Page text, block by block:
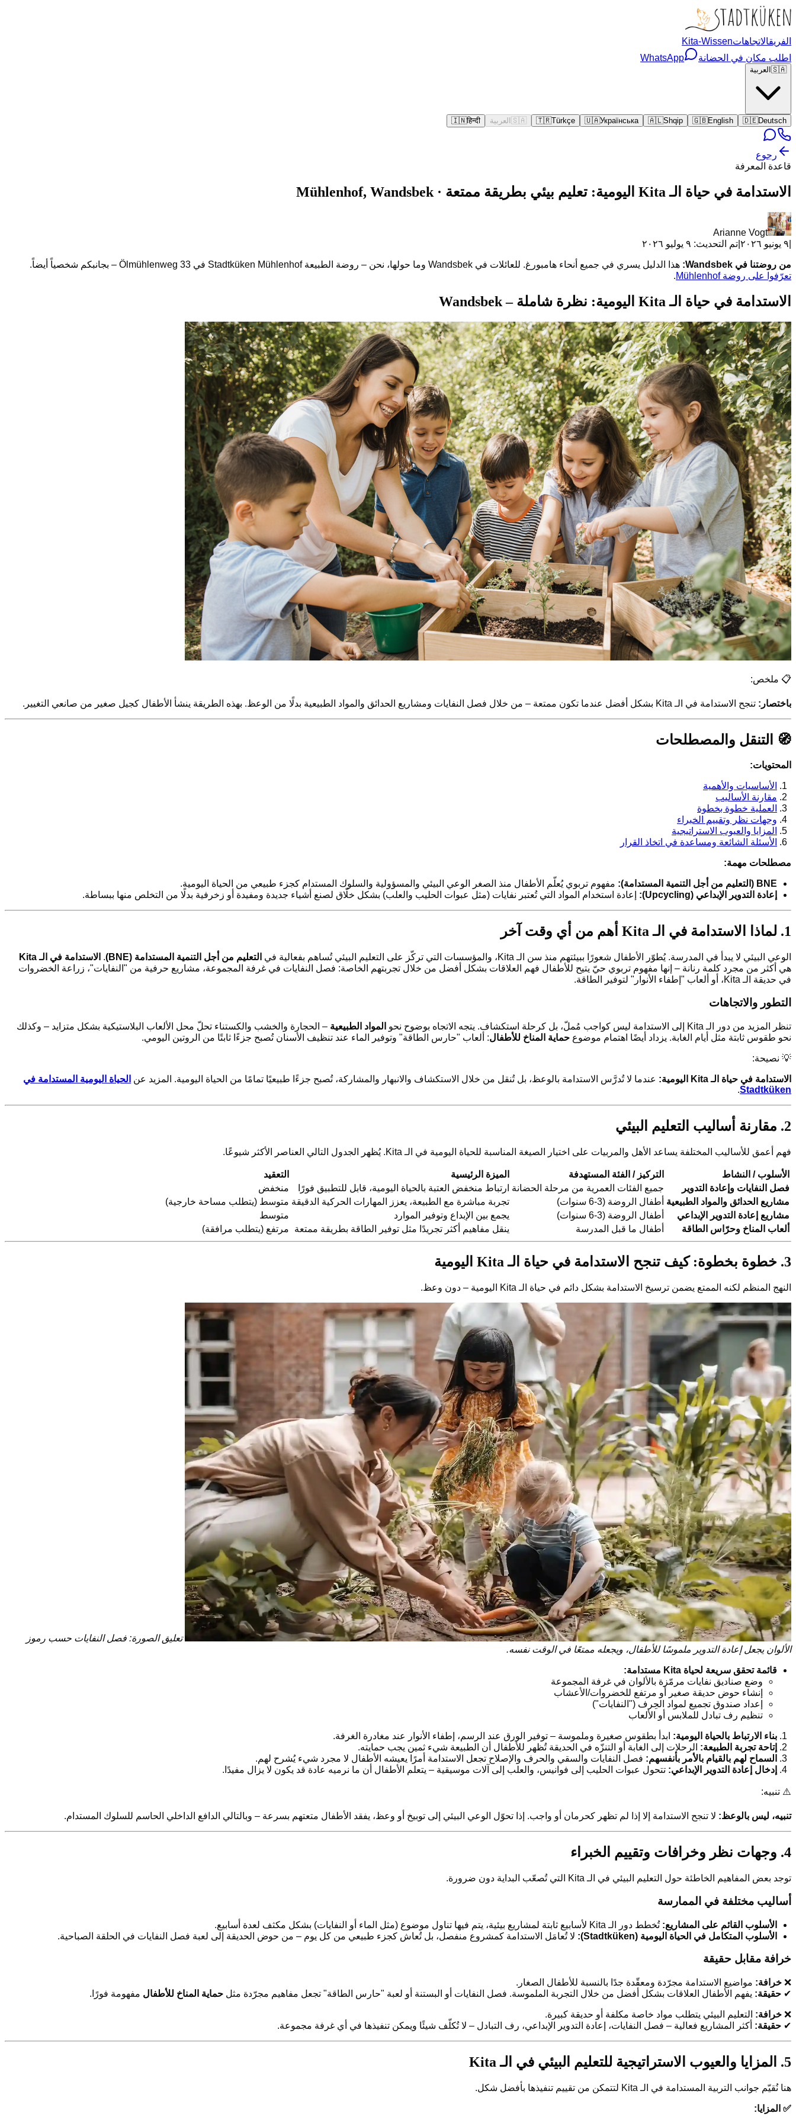
الفريقالاتجاهاتKita-Wissen
اطلب مكان في الحضانة
WhatsApp
🇸🇦 العربية
🇩🇪Deutsch
🇬🇧English
🇦🇱Shqip
🇺🇦Українська
🇹🇷Türkçe
🇸🇦 العربية 🇮🇳हिन्दी
رجوع
قاعدة المعرفة
الاستدامة في حياة الـ Kita اليومية: تعليم بيئي بطريقة ممتعة · Mühlenhof, Wandsbek
Arianne Vogt
٩ يونيو ٢٠٢٦ تم التحديث: ٩ يوليو ٢٠٢٦
من روضتنا في Wandsbek:
هذا الدليل يسري في جميع أنحاء هامبورغ. للعائلات في Wandsbek وما حولها، نحن – روضة الطبيعة Stadtküken Mühlenhof في Ölmühlenweg 33 – بجانبكم شخصياً أيضاً.
تعرّفوا على روضة Mühlenhof
.
الاستدامة في حياة الـ Kita اليومية: نظرة شاملة – Wandsbek
📋 ملخص:
باختصار: تنجح الاستدامة في الـ Kita بشكل أفضل عندما تكون ممتعة – من خلال فصل النفايات ومشاريع الحدائق والمواد الطبيعية بدلًا من الوعظ. بهذه الطريقة ينشأ الأطفال كجيل صغير من صانعي التغيير.
🧭 التنقل والمصطلحات
المحتويات:
الأساسيات والأهمية
مقارنة الأساليب
العملية خطوة بخطوة
وجهات نظر وتقييم الخبراء
المزايا والعيوب الاستراتيجية
الأسئلة الشائعة ومساعدة في اتخاذ القرار
مصطلحات مهمة:
BNE (التعليم من أجل التنمية المستدامة):
مفهوم تربوي يُعلّم الأطفال منذ الصغر الوعي البيئي والمسؤولية والسلوك المستدام كجزء طبيعي من الحياة اليومية.
إعادة التدوير الإبداعي (Upcycling):
إعادة استخدام المواد التي تُعتبر نفايات (مثل عبوات الحليب والعلب) بشكل خلّاق لصنع أشياء جديدة ومفيدة أو زخرفية بدلًا من التخلص منها ببساطة.
1. لماذا الاستدامة في الـ Kita أهم من أي وقت آخر
الوعي البيئي لا يبدأ في المدرسة. يُطوّر الأطفال شعورًا ببيئتهم منذ سن الـ Kita، والمؤسسات التي تركّز على التعليم البيئي تُساهم بفعالية في التعليم من أجل التنمية المستدامة (BNE) . الاستدامة في الـ Kita
هي أكثر من مجرد كلمة رنانة – إنها مفهوم تربوي حيّ يتيح للأطفال فهم العلاقات بشكل أفضل من خلال تجربتهم الخاصة: فصل النفايات في غرفة المجموعة، مشاريع حرفية من "النفايات"، زراعة الخضروات
في حديقة الـ Kita، أو ألعاب "إطفاء الأنوار" لتوفير الطاقة.
التطور والاتجاهات
تنظر المزيد من دور الـ Kita إلى الاستدامة ليس كواجب مُملّ، بل كرحلة استكشاف. يتجه الاتجاه بوضوح نحو المواد الطبيعية – الحجارة والخشب والكستناء تحلّ محل الألعاب البلاستيكية بشكل متزايد – وكذلك
نحو طقوس ثابتة مثل أيام الغابة. يزداد أيضًا اهتمام موضوع حماية المناخ للأطفال: ألعاب "حارس الطاقة" وتوفير الماء عند تنظيف الأسنان تُصبح جزءًا ثابتًا من الروتين اليومي.
💡 نصيحة:
الاستدامة في حياة الـ Kita اليومية: عندما لا تُدرَّس الاستدامة بالوعظ، بل تُنقل من خلال الاستكشاف والانبهار والمشاركة، تُصبح جزءًا طبيعيًا تمامًا من الحياة اليومية. المزيد عن الحياة اليومية المستدامة في
Stadtküken
.
2. مقارنة أساليب التعليم البيئي
فهم أعمق للأساليب المختلفة يساعد الأهل والمربيات على اختيار الصيغة المناسبة للحياة اليومية في الـ Kita. يُظهر الجدول التالي العناصر الأكثر شيوعًا.
الأسلوب / النشاط التركيز / الفئة المستهدفة الميزة الرئيسية
التعقيد
فصل النفايات وإعادة التدوير
جميع الفئات العمرية من مرحلة الحضانة ارتباط منخفض العتبة بالحياة اليومية، قابل للتطبيق فورًا
منخفض
مشاريع الحدائق والمواد الطبيعية أطفال الروضة (3-6 سنوات) تجربة مباشرة مع الطبيعة، يعزز المهارات الحركية الدقيقة متوسط (يتطلب مساحة خارجية)
مشاريع إعادة التدوير الإبداعي
أطفال الروضة (3-6 سنوات) يجمع بين الإبداع وتوفير الموارد
متوسط
ألعاب المناخ وحرّاس الطاقة
أطفال ما قبل المدرسة ينقل مفاهيم أكثر تجريدًا مثل توفير الطاقة بطريقة ممتعة مرتفع (يتطلب مرافقة)
3. خطوة بخطوة: كيف تنجح الاستدامة في حياة الـ Kita اليومية
النهج المنظم لكنه الممتع يضمن ترسيخ الاستدامة بشكل دائم في حياة الـ Kita اليومية – دون وعظ.
تعليق الصورة: فصل النفايات حسب رموز
الألوان يجعل إعادة التدوير ملموسًا للأطفال، ويجعله ممتعًا في الوقت نفسه.
قائمة تحقق سريعة لحياة Kita مستدامة:
وضع صناديق نفايات مرمّزة بالألوان في غرفة المجموعة
إنشاء حوض حديقة صغير أو مرتفع للخضروات/الأعشاب
إعداد صندوق تجميع لمواد الحِرف ("النفايات")
تنظيم رف تبادل للملابس أو الألعاب
بناء الارتباط بالحياة اليومية: ابدأ بطقوس صغيرة وملموسة – توفير الورق عند الرسم، إطفاء الأنوار عند مغادرة الغرفة.
إتاحة تجربة الطبيعة: الرحلات إلى الغابة أو التنزّه في الحديقة تُظهر للأطفال أن الطبيعة شيء ثمين يجب حمايته.
السماح لهم بالقيام بالأمر بأنفسهم: فصل النفايات والسقي والحرف والإصلاح تجعل الاستدامة أمرًا يعيشه الأطفال لا مجرد شيء يُشرح لهم.
إدخال إعادة التدوير الإبداعي: تتحول عبوات الحليب إلى فوانيس، والعلب إلى آلات موسيقية – يتعلم الأطفال أن ما نرميه عادة قد يكون لا يزال مفيدًا.
⚠️ تنبيه:
تنبيه، ليس بالوعظ: لا تنجح الاستدامة إلا إذا لم تظهر كحرمان أو واجب. إذا تحوّل الوعي البيئي إلى توبيخ أو وعظ، يفقد الأطفال متعتهم بسرعة – وبالتالي الدافع الداخلي الحاسم للسلوك المستدام.
4. وجهات نظر وخرافات وتقييم الخبراء
توجد بعض المفاهيم الخاطئة حول التعليم البيئي في الـ Kita التي تُصعّب البداية دون ضرورة.
أساليب مختلفة في الممارسة
الأسلوب القائم على المشاريع: تُخطط دور الـ Kita لأسابيع ثابتة لمشاريع بيئية، يتم فيها تناول موضوع (مثل الماء أو النفايات) بشكل مكثف لعدة أسابيع.
الأسلوب المتكامل في الحياة اليومية (Stadtküken):
لا تُعامَل الاستدامة كمشروع منفصل، بل تُعاش كجزء طبيعي من كل يوم – من حوض الحديقة إلى لعبة فصل النفايات في الحلقة الصباحية.
خرافة مقابل حقيقة
❌ خرافة: مواضيع الاستدامة مجرّدة ومعقّدة جدًا بالنسبة للأطفال الصغار.
✔ حقيقة: يفهم الأطفال العلاقات بشكل أفضل من خلال التجربة الملموسة. فصل النفايات أو البستنة أو لعبة "حارس الطاقة" تجعل مفاهيم مجرّدة مثل حماية المناخ للأطفال مفهومة فورًا.
❌ خرافة: التعليم البيئي يتطلب مواد خاصة مكلفة أو حديقة كبيرة.
✔ حقيقة: أكثر المشاريع فعالية – فصل النفايات، إعادة التدوير الإبداعي، رف التبادل – لا تُكلّف شيئًا ويمكن تنفيذها في أي غرفة مجموعة.
5. المزايا والعيوب الاستراتيجية للتعليم البيئي في الـ Kita
هنا نُقيّم جوانب التربية المستدامة في الـ Kita لتتمكن من تقييم تنفيذها بأفضل شكل.
✅ المزايا: